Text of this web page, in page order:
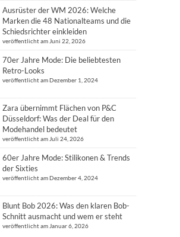
Ausrüster der WM 2026: Welche
Marken die 48 Nationalteams und die
Schiedsrichter einkleiden
veröffentlicht am Juni 22, 2026
70er Jahre Mode: Die beliebtesten
Retro-Looks
veröffentlicht am Dezember 1, 2024
Zara übernimmt Flächen von P&C
Düsseldorf: Was der Deal für den
Modehandel bedeutet
veröffentlicht am Juli 24, 2026
60er Jahre Mode: Stilikonen & Trends
der Sixties
veröffentlicht am Dezember 4, 2024
Blunt Bob 2026: Was den klaren Bob-
Schnitt ausmacht und wem er steht
veröffentlicht am Januar 6, 2026